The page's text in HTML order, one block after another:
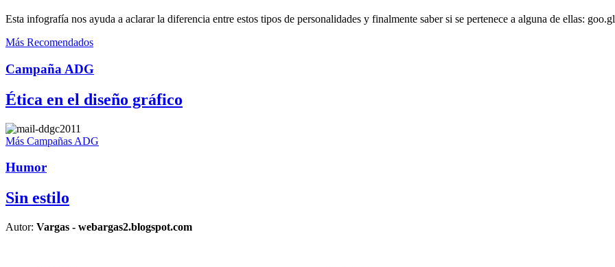
Esta infografía nos ayuda a aclarar la diferencia entre estos tipos de personalidades y finalmente saber si se pertenece a alguna de ellas:
Más Recomendados
Campaña ADG
Ética en el diseño gráfico
Más Campañas ADG
Humor
Sin estilo
Autor: Vargas - webargas2.blogspot.com